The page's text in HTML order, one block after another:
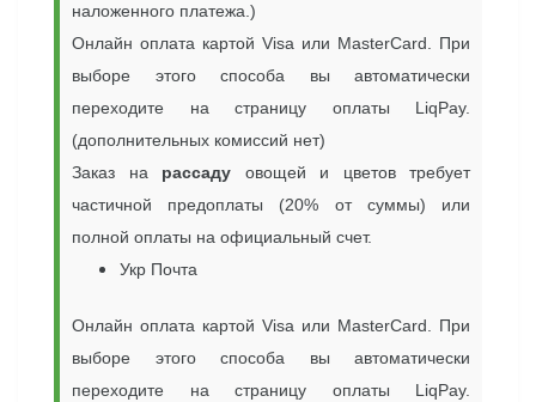
наложенного платежа.)
Онлайн оплата картой Visa или MasterCard. При
выборе этого способа вы автоматически
переходите на страницу оплаты LiqPay.
(дополнительных комиссий нет)
Заказ на рассаду овощей и цветов требует
частичной предоплаты (20% от суммы) или
полной оплаты на официальный счет.
Укр Почта
Онлайн оплата картой Visa или MasterCard. При
выборе этого способа вы автоматически
переходите на страницу оплаты LiqPay.